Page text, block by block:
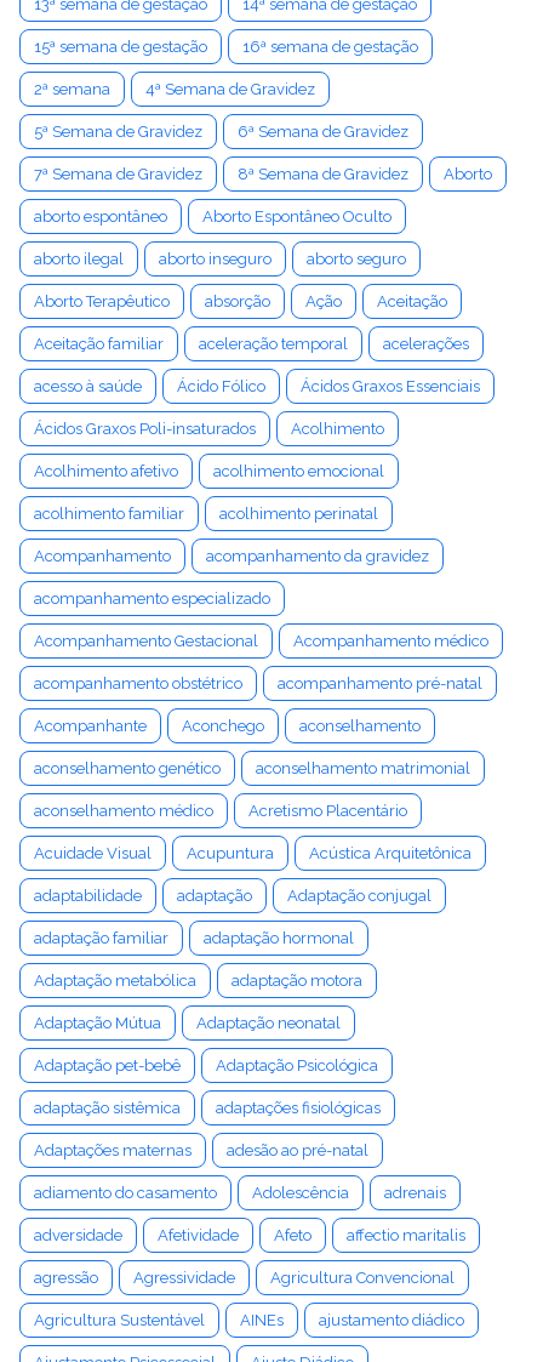
13ª semana de gestação 14ª semana de gestação
15ª semana de gestação 16ª semana de gestação
2ª semana 4ª Semana de Gravidez
5ª Semana de Gravidez 6ª Semana de Gravidez
7ª Semana de Gravidez 8ª Semana de Gravidez Aborto
aborto espontâneo Aborto Espontâneo Oculto
aborto ilegal aborto inseguro aborto seguro
Aborto Terapêutico absorção Ação Aceitação
Aceitação familiar aceleração temporal acelerações
acesso à saúde Ácido Fólico Ácidos Graxos Essenciais
Ácidos Graxos Poli-insaturados Acolhimento
Acolhimento afetivo acolhimento emocional
acolhimento familiar acolhimento perinatal
Acompanhamento acompanhamento da gravidez
acompanhamento especializado
Acompanhamento Gestacional Acompanhamento médico
acompanhamento obstétrico acompanhamento pré-natal
Acompanhante Aconchego aconselhamento
aconselhamento genético aconselhamento matrimonial
aconselhamento médico Acretismo Placentário
Acuidade Visual Acupuntura Acústica Arquitetônica
adaptabilidade adaptação Adaptação conjugal
adaptação familiar adaptação hormonal
Adaptação metabólica adaptação motora
Adaptação Mútua Adaptação neonatal
Adaptação pet-bebê Adaptação Psicológica
adaptação sistêmica adaptações fisiológicas
Adaptações maternas adesão ao pré-natal
adiamento do casamento Adolescência adrenais
adversidade Afetividade Afeto affectio maritalis
agressão Agressividade Agricultura Convencional
Agricultura Sustentável AINEs ajustamento diádico